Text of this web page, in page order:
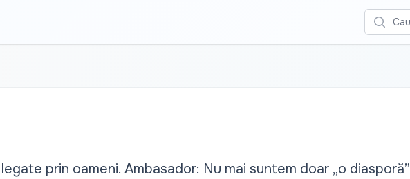
Caută
prin oameni. Ambasador: Nu mai suntem doar „o diasporă”